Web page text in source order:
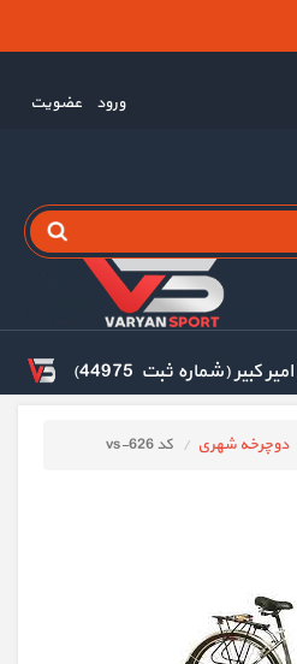
ورود عضویت
کبیر (شماره ثبت 44975)
دوچرخه شهری کد vs-626